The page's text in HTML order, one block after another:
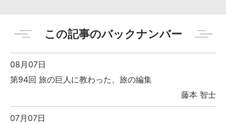
この記事のバックナンバー
08月07日
第94回 旅の巨人に教わった、旅の編集
藤本 智士
07月07日